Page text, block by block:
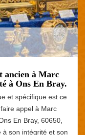
ancien à Marc
à Ons En Bray.
et spécifique est ce
appel à Marc
En Bray, 60650,
à son intégrité et son